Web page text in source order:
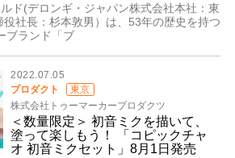
ド(デロンギ・ジャパン株式会社本社：東
社長：杉本敦男）は、53年の歴史を持つ
ブランド「ブ
2022.07.05
プロダクト
東京
株式会社トゥーマーカープロダクツ
＜数量限定＞ 初音ミクを描いて、
塗って楽しもう！ 「コピックチャ
オ 初音ミクセット」8月1日発売